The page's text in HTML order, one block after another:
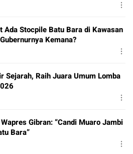
Ada Stocpile Batu Bara di Kawasan
Kemana?
Sejarah, Raih Juara Umum Lomba
Gibran: “Candi Muaro Jambi
Bara”